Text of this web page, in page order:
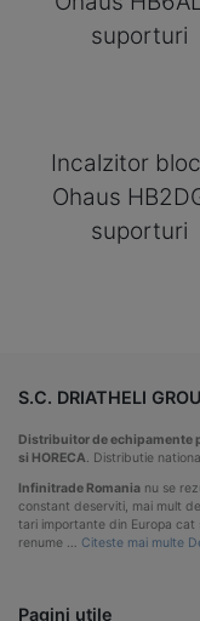
suporturi
Incalzitor
Ohaus
suporturi
S.C. DRIATHELI
Distribuitor de echipamente
si HORECA . Distributie
Infinitrade Romania nu se
constant deserviti, mai mult
tari importante din Europa
renume … Citeste mai multe
Pagini utile